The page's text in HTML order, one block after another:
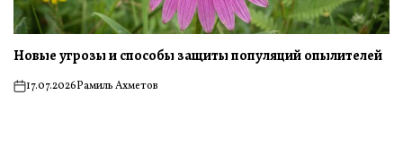
Новые угрозы и способы защиты популяций опылителей
on17.07.2026Рамиль Ахметов